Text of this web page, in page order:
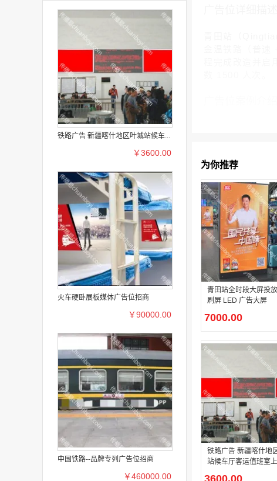
铁路广告 新疆喀什地区叶城站候车...
￥3600.00
火车硬卧展板媒体广告位招商
￥90000.00
中国铁路--品牌专列广告位招商
￥460000.00
程完成改造并
为你推荐
青田站全时段大屏投
刷屏 LED 广告大屏
7000.00
铁路广告 新疆喀什地
站候车厅客运值班室
3600.00